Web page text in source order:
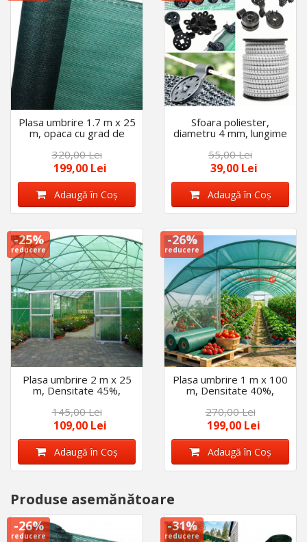
Plasa umbrire 1.7 m x 25
m, opaca cu grad de
umbrire 80%, stabilizata
UV, durata de viata 5 ani
320,00 Lei
199,00 Lei
Adaugă în Coş
Sfoara poliester,
diametru 4 mm, lungime
55,00 Lei
39,00 Lei
Adaugă în Coş
-25%
reducere
Plasa umbrire 2 m x 25
m, Densitate 45%,
pentru sere, terase,
total 50 M2
145,00 Lei
109,00 Lei
Adaugă în Coş
-26%
reducere
Plasa umbrire 1 m x 100
m, Densitate 40%,
ideala pentru sere,
terase etc
270,00 Lei
199,00 Lei
Adaugă în Coş
Produse asemănătoare
-26%
reducere
-31%
reducere